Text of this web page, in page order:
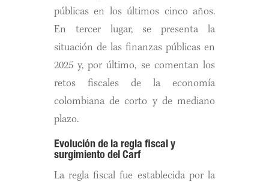
públicas en los últimos cinco años.
En tercer lugar, se presenta la
situación de las finanzas públicas en
2025 y, por último, se comentan los
retos fiscales de la economía
colombiana de corto y de mediano
plazo.
Evolución de la regla fiscal y
surgimiento del Carf
La regla fiscal fue establecida por la